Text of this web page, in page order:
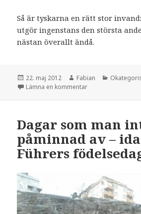
Så är tyskarna en rätt stor
utgör ingenstans den största
nästan överallt ändå.
Postat
22. maj 2012 Författare
Fabian Kategorier
Lämna en kommentartill Där gömmar
Dagar som man
påminnad av –
Führers